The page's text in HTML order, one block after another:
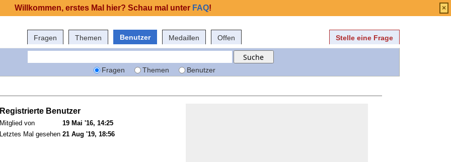
Fragen Themen Benutzer Medaillen Offen Stelle eine Frage
Fragen Themen Benutzer
Registrierte Benutzer
Mitglied von
19 Mai '16, 14:25
Letztes Mal gesehen 21 Aug '19, 18:56
Willkommen, erstes Mal hier? Schau mal unter FAQ! ×